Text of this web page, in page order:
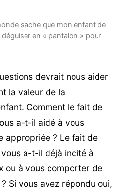
sache que mon enfant de
en « pantalon » pour
devrait nous aider
la valeur de la
Comment le fait de
a-t-il aidé à vous
appropriée ? Le fait de
a-t-il déjà incité à
ou à vous comporter de
Si vous avez répondu oui,